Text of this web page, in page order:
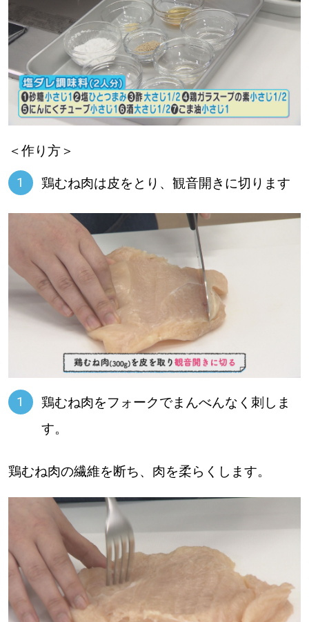
＜作り方＞
鶏むね肉は皮をとり、観音開きに切ります
鶏むね肉をフォークでまんべんなく刺しま
す。
鶏むね肉の繊維を断ち、肉を柔らくします。